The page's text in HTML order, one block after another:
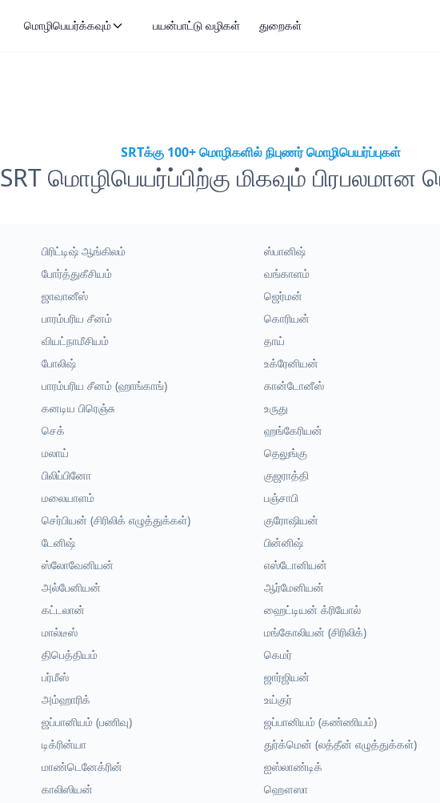
மொழிபெயர்க்கவும் பயன்பாட்டு வழிகள் துறைகள்
SRTக்கு 100+ மொழிகளில் நிபுணர் மொழிபெயர்ப்புகள்
SRT மொழிபெயர்ப்பிற்கு மிகவும்
பிரிட்டிஷ் ஆங்கிலம்
ஸ்பானிஷ்
போர்த்துகீசியம்
வங்காளம்
ஜாவானீஸ்
ஜெர்மன்
பாரம்பரிய சீனம்
கொரியன்
வியட்நாமீசியம்
தாய்
போலிஷ்
உக்ரேனியன்
பாரம்பரிய சீனம் (ஹாங்காங்)
கான்டோனீஸ்
கனடிய பிரெஞ்சு
உருது
செக்
ஹங்கேரியன்
மலாய்
தெலுங்கு
பிலிப்பினோ
குஜராத்தி
மலையாளம்
பஞ்சாபி
செர்பியன் (சிரிலிக் எழுத்துக்கள்)
குரோஷியன்
டேனிஷ்
பின்னிஷ்
ஸ்லோவேனியன்
எஸ்டோனியன்
அல்பேனியன்
ஆர்மேனியன்
கட்டலான்
ஹைட்டியன் க்ரியோல்
மால்டீஸ்
மங்கோலியன் (சிரிலிக்)
திபெத்தியம்
கெமர்
பர்மீஸ்
ஜார்ஜியன்
அம்ஹாரிக்
உய்குர்
ஜப்பானியம் (பணிவு)
ஜப்பானியம் (கண்ணியம்)
டிக்ரின்யா
துர்க்மென் (லத்தீன் எழுத்துக்கள்)
மாண்டெனேக்ரின்
ஐஸ்லாண்டிக்
காலிஸியன்
ஹௌஸா